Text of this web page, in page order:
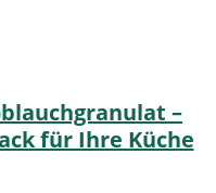
–
für Ihre Küche